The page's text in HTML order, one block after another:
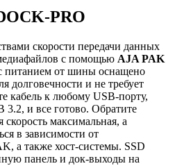
PRO
скорости передачи данных
с помощью AJA PAK
питанием от шины оснащено
долговечности и не требует
кабель к любому USB-порту,
3.2, и все готово. Обратите
максимальная, а
в зависимости от
а также хост-системы. SSD
панель и док-выходы на